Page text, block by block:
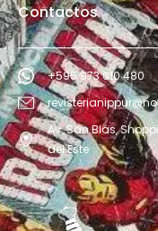
Contactos
+595 973 610 480
Av. San Blás,
del Este